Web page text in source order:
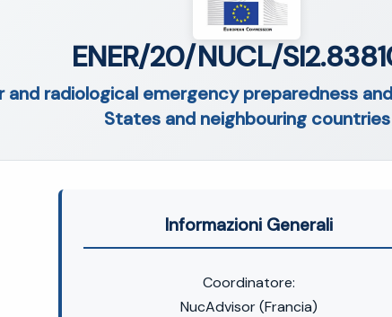
ENER/20/NUCL/
radiological emergency preparedness
States and neighbouring countries
Informazioni Generali
Coordinatore:
NucAdvisor (Francia)